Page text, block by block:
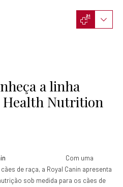
a linha
Health Nutrition
Com uma
de raça, a Royal Canin apresenta
sob medida para os cães de